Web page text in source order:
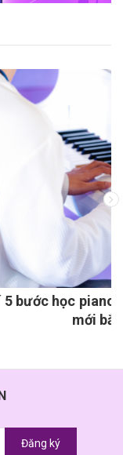
công cho
Đăng ký